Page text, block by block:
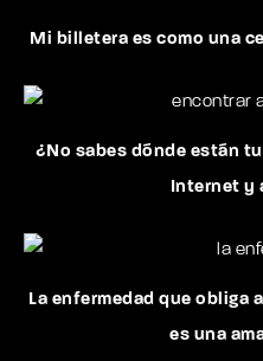
Mi billetera es como una
¿No sabes dónde están
Internet y
La enfermedad que obliga
es una